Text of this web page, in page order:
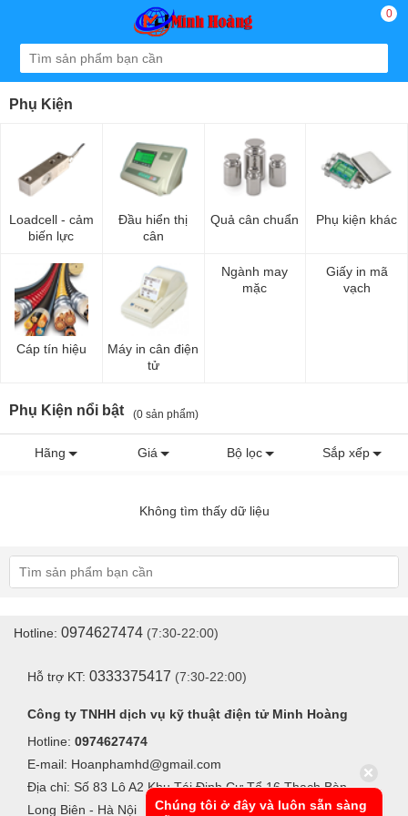
0
Phụ Kiện
Loadcell - cảm
biến lực
Đầu hiển thị
cân
Quả cân chuẩn Phụ kiện khác
Cáp tín hiệu
Máy in cân điện
tử
Ngành may
mặc
Giấy in mã
vạch
Phụ Kiện nổi bật (0 sản phẩm)
Hãng Giá Bộ lọc Sắp xếp
Không tìm thấy dữ liệu
Hotline: 0974627474 (7:30-22:00)
Hỗ trợ KT: 0333375417 (7:30-22:00)
Công ty TNHH dịch vụ kỹ thuật điện tử Minh Hoàng
Hotline: 0974627474
E-mail: Hoanphamhd@gmail.com
Địa chỉ: Số 83 Lô A2 Khu Tái Định Cư Tổ 16 Thạch Bàn -
Long Biên - Hà Nội
Chúng tôi ở đây và luôn sẵn sàng